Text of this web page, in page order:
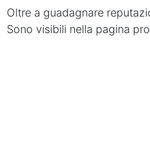
Oltre a guadagnare
Sono visibili nella pagina